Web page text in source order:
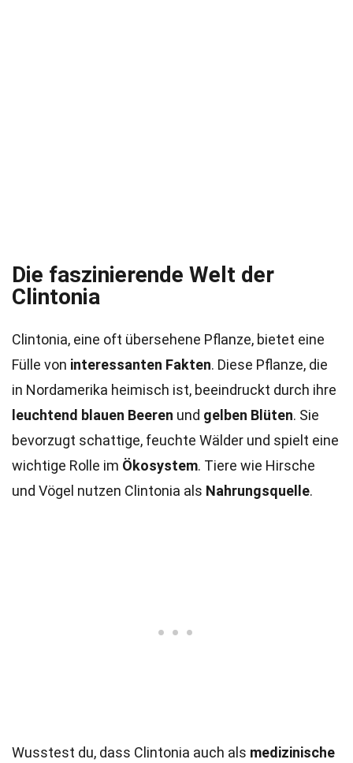
Die faszinierende Welt der
Clintonia
Clintonia, eine oft übersehene Pflanze, bietet eine
Fülle von interessanten Fakten. Diese Pflanze, die
in Nordamerika heimisch ist, beeindruckt durch ihre
leuchtend blauen Beeren und gelben Blüten. Sie
bevorzugt schattige, feuchte Wälder und spielt eine
wichtige Rolle im Ökosystem. Tiere wie Hirsche
und Vögel nutzen Clintonia als Nahrungsquelle.
Wusstest du, dass Clintonia auch als medizinische